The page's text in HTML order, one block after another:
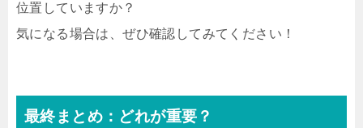
位置していますか？
気になる場合は、ぜひ確認してみてください！
最終まとめ：どれが重要？